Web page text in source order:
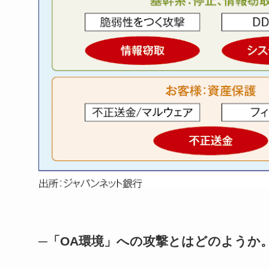
─「OA環境」への攻撃とはどのようか